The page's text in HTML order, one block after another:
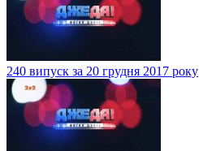
240 випуск за 20 грудня 2017 року